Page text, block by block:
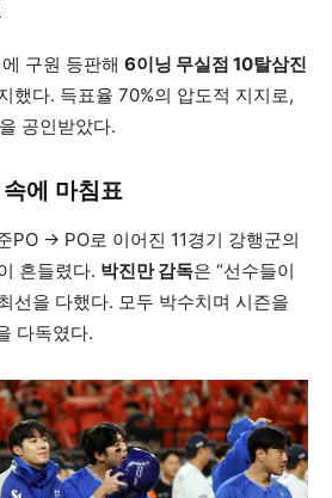
구원 등판해 6이닝 무실점 10탈삼진
했다. 득표율 70%의 압도적 지지로,
공인받았다.
에 마침표
PO → PO로 이어진 11경기 강행군의
흔들렸다. 박진만 감독은 “선수들이
선을 다했다. 모두 박수치며 시즌을
다독였다.